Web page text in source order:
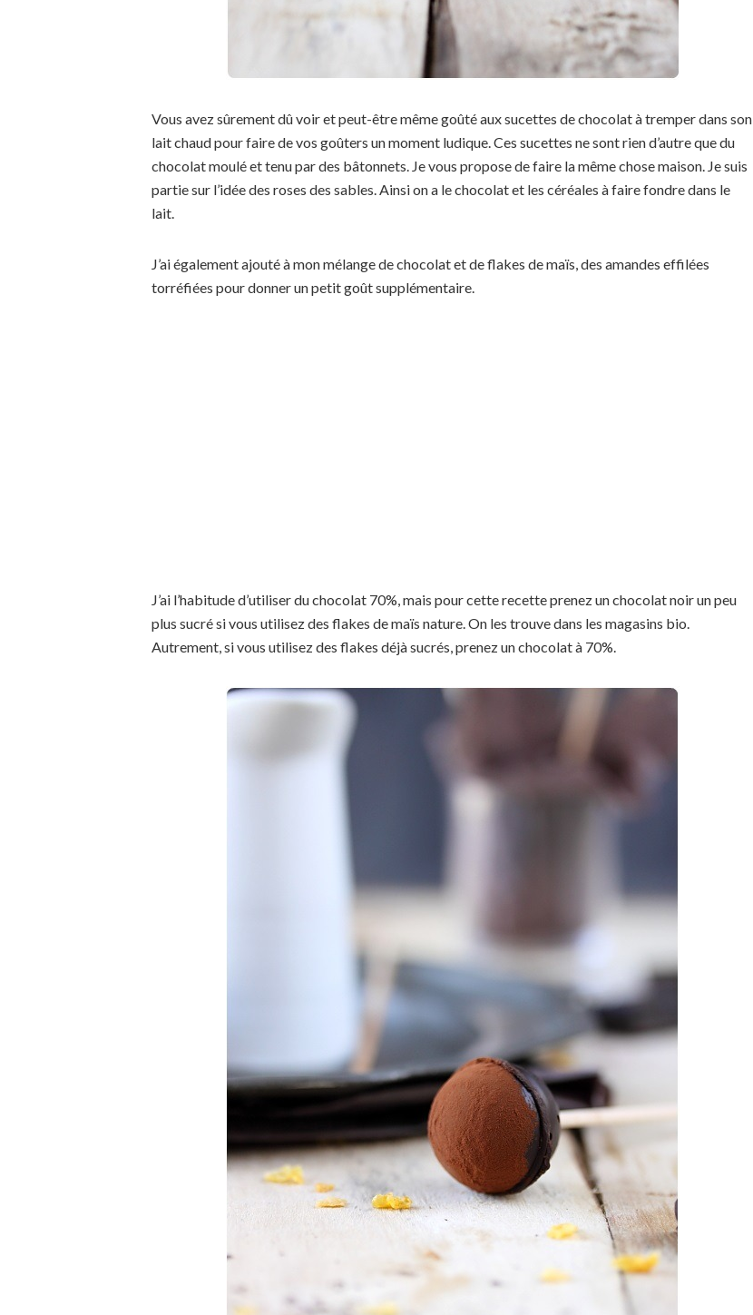
Vous avez sûrement dû voir et peut-être même goûté aux sucettes de chocolat à tremper dans son
lait chaud pour faire de vos goûters un moment ludique. Ces sucettes ne sont rien d’autre que du
chocolat moulé et tenu par des bâtonnets. Je vous propose de faire la même chose maison. Je suis
partie sur l’idée des roses des sables. Ainsi on a le chocolat et les céréales à faire fondre dans le
lait.
J’ai également ajouté à mon mélange de chocolat et de flakes de maïs, des amandes effilées
torréfiées pour donner un petit goût supplémentaire.
J’ai l’habitude d’utiliser du chocolat 70%, mais pour cette recette prenez un chocolat noir un peu
plus sucré si vous utilisez des flakes de maïs nature. On les trouve dans les magasins bio.
Autrement, si vous utilisez des flakes déjà sucrés, prenez un chocolat à 70%.